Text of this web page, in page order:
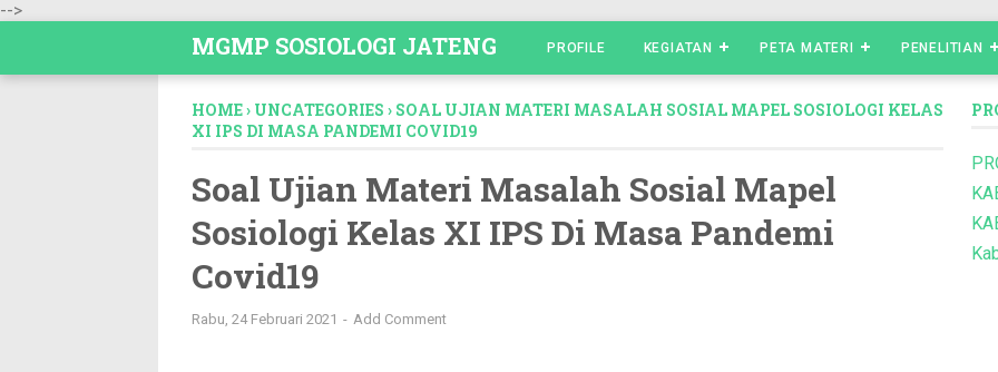
-->
MGMP SOSIOLOGI JATENG PROFILE KEGIATAN PETA MATERI PENELITIAN
HOME› UNCATEGORIES › SOAL UJIAN MATERI MASALAH SOSIAL MAPEL SOSIOLOGI KELAS
XI IPS DI MASA PANDEMI COVID19
Soal Ujian Materi Masalah Sosial Mapel
Sosiologi Kelas XI IPS Di Masa Pandemi
Covid19
Rabu, 24 Februari 2021 Add Comment